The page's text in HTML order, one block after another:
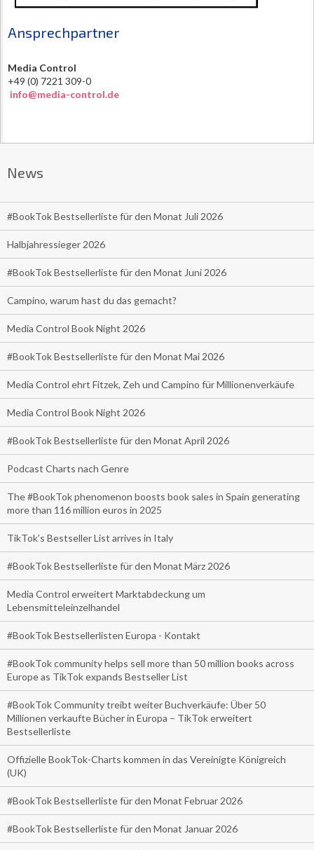
Ansprechpartner
Media Control
+49 (0) 7221 309-0
info@media-control.de
News
#BookTok Bestsellerliste für den Monat Juli 2026
Halbjahressieger 2026
#BookTok Bestsellerliste für den Monat Juni 2026
Campino, warum hast du das gemacht?
Media Control Book Night 2026
#BookTok Bestsellerliste für den Monat Mai 2026
Media Control ehrt Fitzek, Zeh und Campino für Millionenverkäufe
Media Control Book Night 2026
#BookTok Bestsellerliste für den Monat April 2026
Podcast Charts nach Genre
The #BookTok phenomenon boosts book sales in Spain generating
more than 116 million euros in 2025
TikTok’s Bestseller List arrives in Italy
#BookTok Bestsellerliste für den Monat März 2026
Media Control erweitert Marktabdeckung um
Lebensmitteleinzelhandel
#BookTok Bestsellerlisten Europa - Kontakt
#BookTok community helps sell more than 50 million books across
Europe as TikTok expands Bestseller List
#BookTok Community treibt weiter Buchverkäufe: Über 50
Millionen verkaufte Bücher in Europa – TikTok erweitert
Bestsellerliste
Offizielle BookTok-Charts kommen in das Vereinigte Königreich
(UK)
#BookTok Bestsellerliste für den Monat Februar 2026
#BookTok Bestsellerliste für den Monat Januar 2026